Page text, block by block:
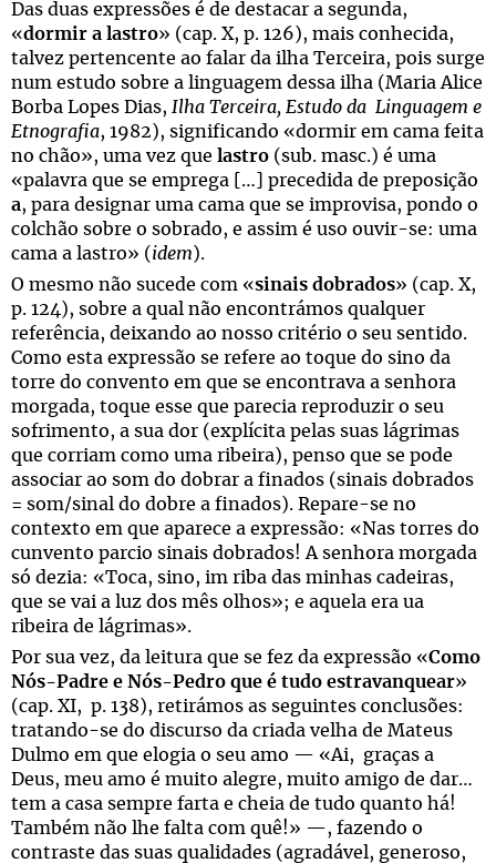
Das duas expressões é de destacar a segunda,
«dormir a lastro» (cap. X, p. 126), mais conhecida,
talvez pertencente ao falar da ilha Terceira, pois surge
num estudo sobre a linguagem dessa ilha (Maria Alice
Borba Lopes Dias, Ilha Terceira, Estudo da Linguagem e
Etnografia, 1982), significando «dormir em cama feita
no chão», uma vez que
lastro (sub. masc.) é uma
«palavra que se emprega […] precedida de preposição
a, para designar uma cama que se improvisa, pondo o
colchão sobre o sobrado, e assim é uso ouvir-se: uma
cama a lastro» ( idem).
O mesmo não sucede com «sinais dobrados» (cap. X,
p. 124), sobre a qual não encontrámos qualquer
referência, deixando ao nosso critério o seu sentido.
Como esta expressão se refere ao toque do sino da
torre do convento em que se encontrava a senhora
morgada, toque esse que parecia reproduzir o seu
sofrimento, a sua dor (explícita pelas suas lágrimas
que corriam como uma ribeira), penso que se pode
associar ao som do dobrar a finados (sinais dobrados
= som/sinal do dobre a finados). Repare-se no
contexto em que aparece a expressão: «Nas torres do
cunvento parcio sinais dobrados! A senhora morgada
só dezia: «Toca, sino, im riba das minhas cadeiras,
que se vai a luz dos mês olhos»; e aquela era ua
ribeira de lágrimas».
Por sua vez, da leitura que se fez da expressão «Como
Nós-Padre e Nós-Pedro que é tudo estravanquear»
(cap. XI, p. 138), retirámos as seguintes conclusões:
tratando-se do discurso da criada velha de Mateus
Dulmo em que elogia o seu amo — «Ai, graças a
Deus, meu amo é muito alegre, muito amigo de dar…
tem a casa sempre farta e cheia de tudo quanto há!
Também não lhe falta com quê!» —, fazendo o
contraste das suas qualidades (agradável, generoso,